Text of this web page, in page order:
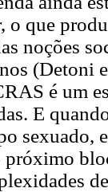
que
noções
(Detoni
é um
E
sexuado,